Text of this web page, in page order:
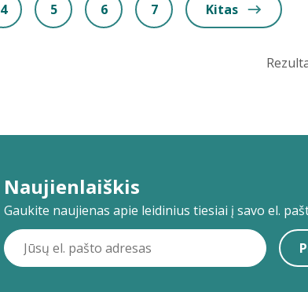
4 5 6 7 Kitas
Naujienlaiškis
Gaukite naujienas apie leidinius tiesiai į savo el.